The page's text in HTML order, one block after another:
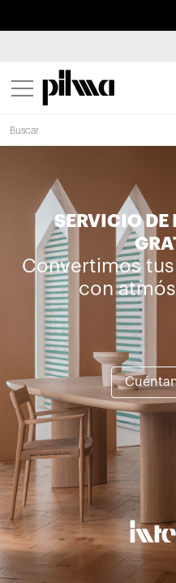
pilma
SERVICIO
Convertimos
con